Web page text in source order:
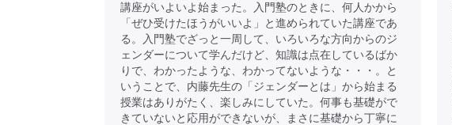
講座がいよいよ始まった。入門塾のときに、何人かから
「ぜひ受けたほうがいいよ」と進められていた講座であ
る。入門塾でざっと一周して、いろいろな方向からのジ
ェンダーについて学んだけど、知識は点在しているばか
りで、わかったような、わかってないような・・・。と
いうことで、内藤先生の「ジェンダーとは」から始まる
授業はありがたく、楽しみにしていた。何事も基礎がで
きていないと応用ができないが、まさに基礎から丁寧に